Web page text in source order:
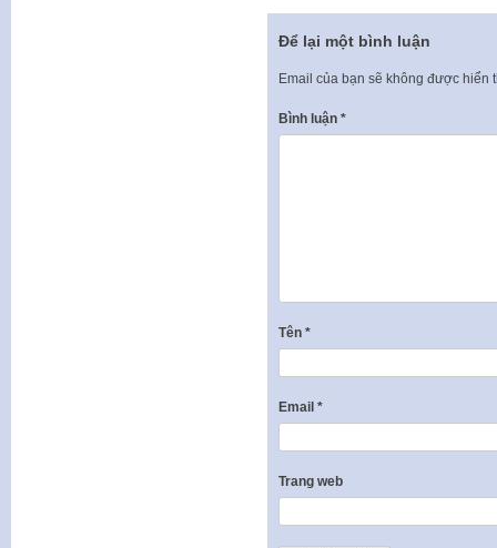
Để lại một bình luận
Email của bạn sẽ không được hiển
Bình luận *
Tên *
Email *
Trang web